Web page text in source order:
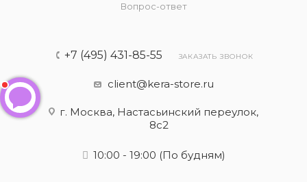
Вопрос-ответ
+7 (495) 431-85-55 ЗАКАЗАТЬ ЗВОНОК
client@kera-store.ru
г. Москва, Настасьинский переулок,
8с2
10:00 - 19:00 (По будням)